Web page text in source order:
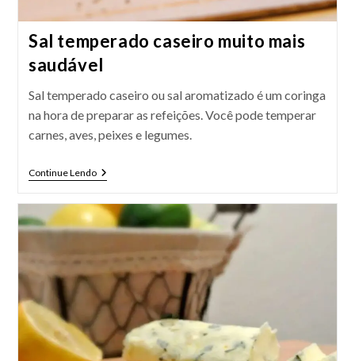
Sal temperado caseiro muito mais
saudável
Sal temperado caseiro ou sal aromatizado é um coringa
na hora de preparar as refeições. Você pode temperar
carnes, aves, peixes e legumes.
Continue LendoSal
Temperado
Muito
Mais
Saudável